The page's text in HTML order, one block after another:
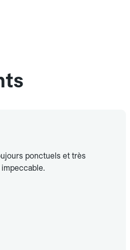
ponctuels et très